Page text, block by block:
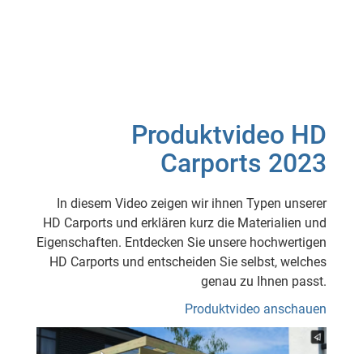
Produktvideo HD
Carports 2023
In diesem Video zeigen wir ihnen Typen unserer
HD Carports und erklären kurz die Materialien und
Eigenschaften. Entdecken Sie unsere hochwertigen
HD Carports und entscheiden Sie selbst, welches
genau zu Ihnen passt.
Produktvideo anschauen